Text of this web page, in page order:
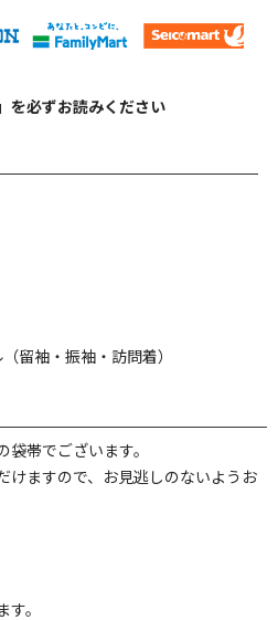
を必ずお読みください
留袖・振袖・訪問着）
袋帯でございます。
けますので、お見逃しのないようお
す。